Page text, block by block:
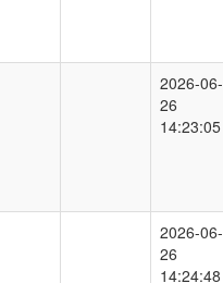
2026-06-
26
14:23:05
2026-06-
26
14:24:48